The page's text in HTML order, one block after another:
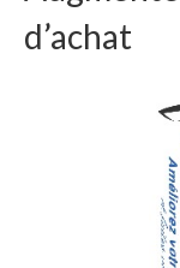
d’achat